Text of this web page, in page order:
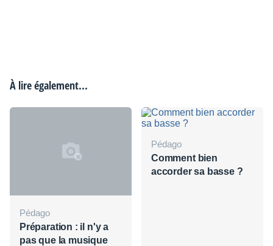
À lire également...
Pédago
Préparation : il n'y a
pas que la musique
Pédago
Comment bien
accorder sa basse ?